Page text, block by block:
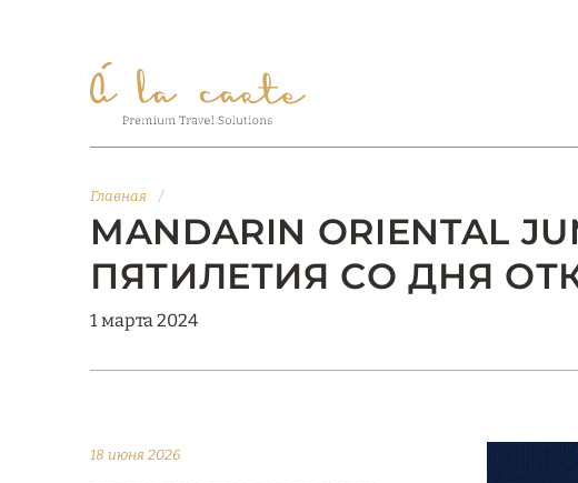
Главная /
MANDARIN ORIENTAL
ПЯТИЛЕТИЯ СО ДНЯ
1 марта 2024
18 июня 2026